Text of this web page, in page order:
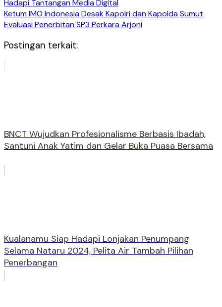
Hadapi Tantangan Media Digital
Ketum IMO Indonesia Desak Kapolri dan Kapolda Sumut
Evaluasi Penerbitan SP3 Perkara Arjoni
Postingan terkait:
BNCT Wujudkan Profesionalisme Berbasis Ibadah,
Santuni Anak Yatim dan Gelar Buka Puasa Bersama
Kualanamu Siap Hadapi Lonjakan Penumpang
Selama Nataru 2024, Pelita Air Tambah Pilihan
Penerbangan